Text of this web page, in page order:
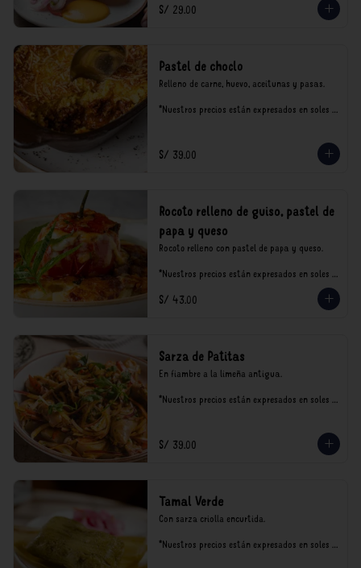
consumo.
S/ 29.00
Pastel de choclo
Relleno de carne, huevo, aceitunas y pasas.
*Nuestros precios están expresados en soles e
S/ 39.00
Rocoto relleno de guiso, pastel de
papa y queso
Rocoto relleno con pastel de papa y queso.
*Nuestros precios están expresados en soles e
consumo.
S/ 43.00
Sarza de Patitas
En fiambre a la limeña antigua.
*Nuestros precios están expresados en soles e
S/ 39.00
Tamal Verde
Con sarza criolla encurtida.
*Nuestros precios están expresados en soles e